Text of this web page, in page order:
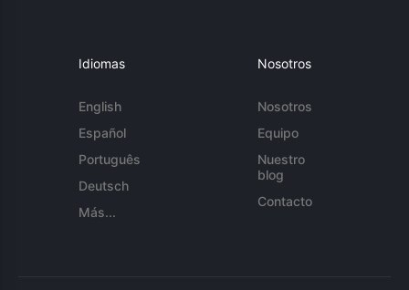
Idiomas
English
Español
Português
Deutsch
Más...
Nosotros
Nosotros
Equipo
Nuestro
blog
Contacto